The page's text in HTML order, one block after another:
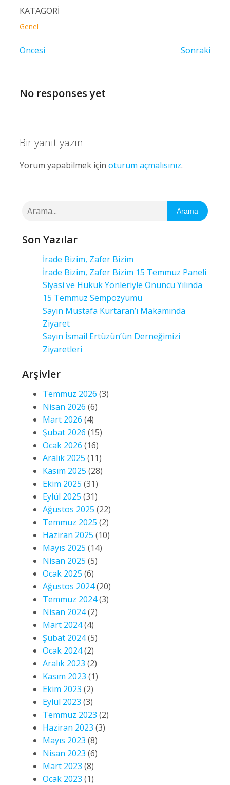
KATAGORİ
Genel
Öncesi Sonraki
No responses yet
Bir yanıt yazın
Yorum yapabilmek için oturum açmalısınız.
Arama
Son Yazılar
İrade Bizim, Zafer Bizim
İrade Bizim, Zafer Bizim 15 Temmuz Paneli
Siyasi ve Hukuk Yönleriyle Onuncu Yılında
15 Temmuz Sempozyumu
Sayın Mustafa Kurtaran’ı Makamında
Ziyaret
Sayın İsmail Ertüzün’ün Derneğimizi
Ziyaretleri
Arşivler
Temmuz 2026 (3)
Nisan 2026 (6)
Mart 2026 (4)
Şubat 2026 (15)
Ocak 2026 (16)
Aralık 2025 (11)
Kasım 2025 (28)
Ekim 2025 (31)
Eylül 2025 (31)
Ağustos 2025 (22)
Temmuz 2025 (2)
Haziran 2025 (10)
Mayıs 2025 (14)
Nisan 2025 (5)
Ocak 2025 (6)
Ağustos 2024(20)
Temmuz 2024(3)
Nisan 2024(2)
Mart 2024(4)
Şubat 2024(5)
Ocak 2024(2)
Aralık 2023 (2)
Kasım 2023 (1)
Ekim 2023 (2)
Eylül 2023 (3)
Temmuz 2023 (2)
Haziran 2023 (3)
Mayıs 2023 (8)
Nisan 2023 (6)
Mart 2023 (8)
Ocak 2023 (1)